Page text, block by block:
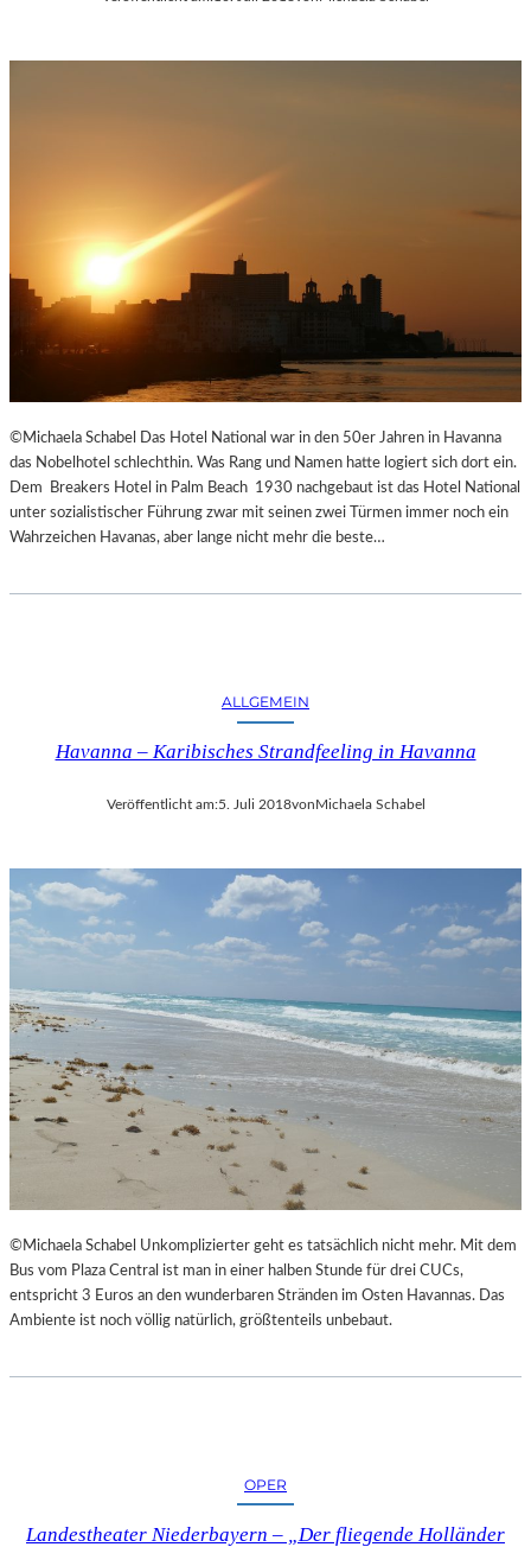
©Michaela Schabel Das Hotel National war in den 50er Jahren in Havanna
das Nobelhotel schlechthin. Was Rang und Namen hatte logiert sich dort ein.
Dem Breakers Hotel in Palm Beach 1930 nachgebaut ist das Hotel National
unter sozialistischer Führung zwar mit seinen zwei Türmen immer noch ein
Wahrzeichen Havanas, aber lange nicht mehr die beste…
ALLGEMEIN
Havanna – Karibisches Strandfeeling in Havanna
Veröffentlicht am:5. Juli 2018vonMichaela Schabel
©Michaela Schabel Unkomplizierter geht es tatsächlich nicht mehr. Mit dem
Bus vom Plaza Central ist man in einer halben Stunde für drei CUCs,
entspricht 3 Euros an den wunderbaren Stränden im Osten Havannas. Das
Ambiente ist noch völlig natürlich, größtenteils unbebaut.
OPER
Landestheater Niederbayern – „Der fliegende Holländer